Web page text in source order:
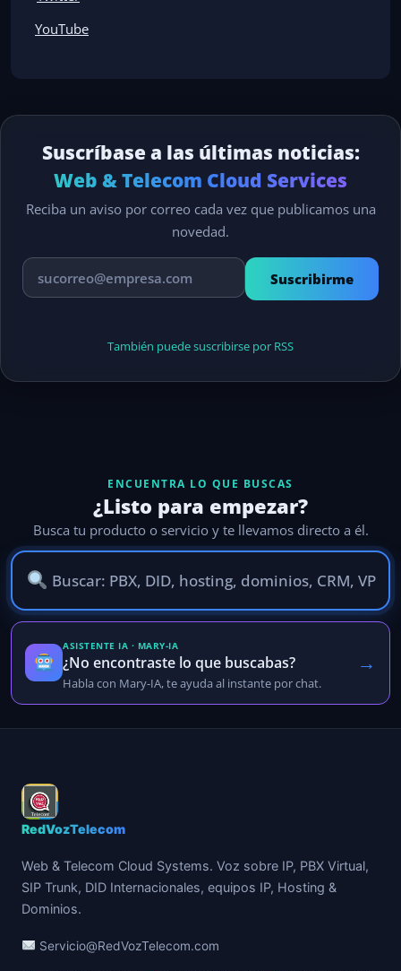
YouTube
Suscríbase a las últimas noticias:
Web & Telecom Cloud Services
Reciba un aviso por correo cada vez que publicamos una
novedad.
Suscribirme
También puede suscribirse por RSS
ENCUENTRA LO QUE BUSCAS
¿Listo para empezar?
Busca tu producto o servicio y te llevamos directo a él.
ASISTENTE IA · MARY-IA
¿No encontraste lo que buscabas?
Habla con Mary-IA, te ayuda al instante por chat.
→
RedVozTelecom
Web & Telecom Cloud Systems. Voz sobre IP, PBX Virtual,
SIP Trunk, DID Internacionales, equipos IP, Hosting &
Dominios.
Servicio@RedVozTelecom.com